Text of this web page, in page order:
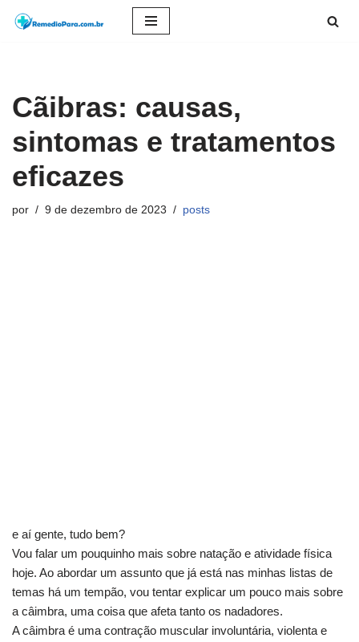
conteúdo
Cãibras: causas,
sintomas e tratamentos
eficazes
por 9 de dezembro de 2023 posts
e aí gente, tudo bem?
Vou falar um pouquinho mais sobre natação e atividade física
hoje. Ao abordar um assunto que já está nas minhas listas de
temas há um tempão, vou tentar explicar um pouco mais sobre
a câimbra, uma coisa que afeta tanto os nadadores.
A câimbra é uma contração muscular involuntária, violenta e